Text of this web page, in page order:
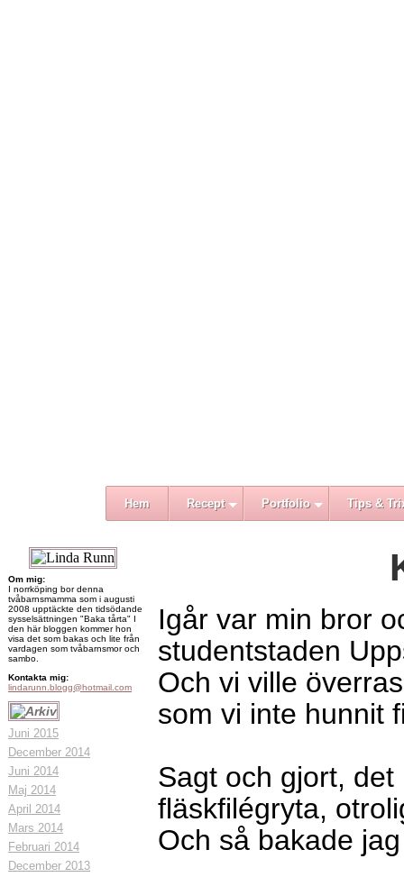
Hem Recept Portfolio Tips &
Om mig:
I norrköping bor denna
tvåbarnsmamma som i augusti
2008 upptäckte den tidsödande
sysselsättningen "Baka tårta" I
den här bloggen kommer hon
visa det som bakas och lite från
vardagen som tvåbarnsmor och
sambo.
Kontakta mig:
lindarunn.blogg@hotmail.com
Juni 2015
December 2014
Juni 2014
Maj 2014
April 2014
Mars 2014
Februari 2014
December 2013
Igår var min bror
studentstaden
Och vi ville
som vi inte hunnit
Sagt och gjort,
fläskfilégryta,
Och så bakade